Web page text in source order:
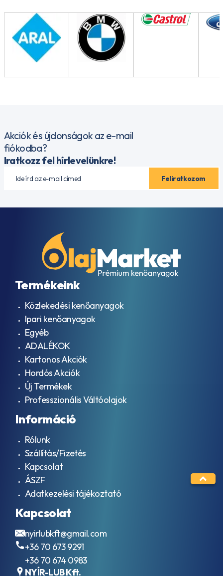
Akciók és újdonságok az e-mail
fiókodba?
Iratkozz fel hírlevelünkre!
Termékeink
Közlekedési kenőanyagok
Ipari kenőanyagok
Egyéb
ADALÉKOK
Kartonos Akciók
Hordós Akciók
Új Termékek
Professzionális Váltóolajok
Információ
Rólunk
Szállítás/Fizetés
Kapcsolat
ÁSZF
Adatkezelési tájékoztató
Kapcsolat
nyirlubkft@gmail.com
+36 70 673 9291
+36 70 674 0983
NYÍR-LUB Kft.